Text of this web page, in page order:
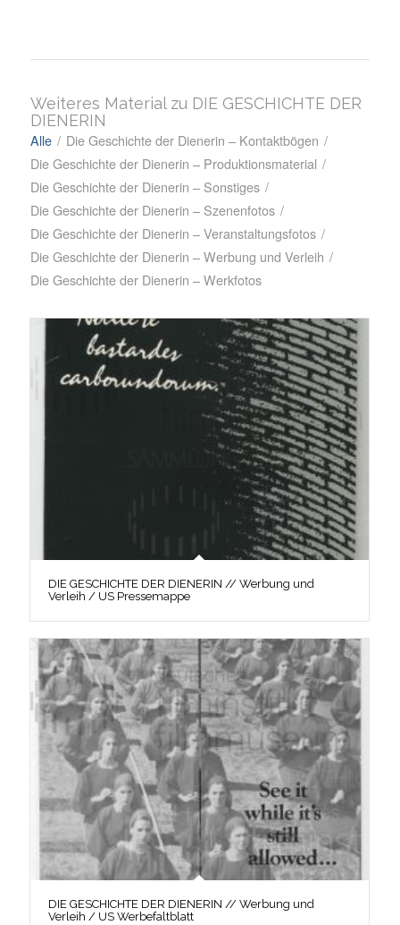
Weiteres Material zu DIE GESCHICHTE DER
DIENERIN
Alle / Die Geschichte der Dienerin – Kontaktbögen /
Die Geschichte der Dienerin – Produktionsmaterial /
Die Geschichte der Dienerin – Sonstiges /
Die Geschichte der Dienerin – Szenenfotos /
Die Geschichte der Dienerin – Veranstaltungsfotos /
Die Geschichte der Dienerin – Werbung und Verleih /
Die Geschichte der Dienerin – Werkfotos
DIE GESCHICHTE DER DIENERIN // Werbung und
Verleih / US Pressemappe
DIE GESCHICHTE DER DIENERIN // Werbung und
Verleih / US Werbefaltblatt